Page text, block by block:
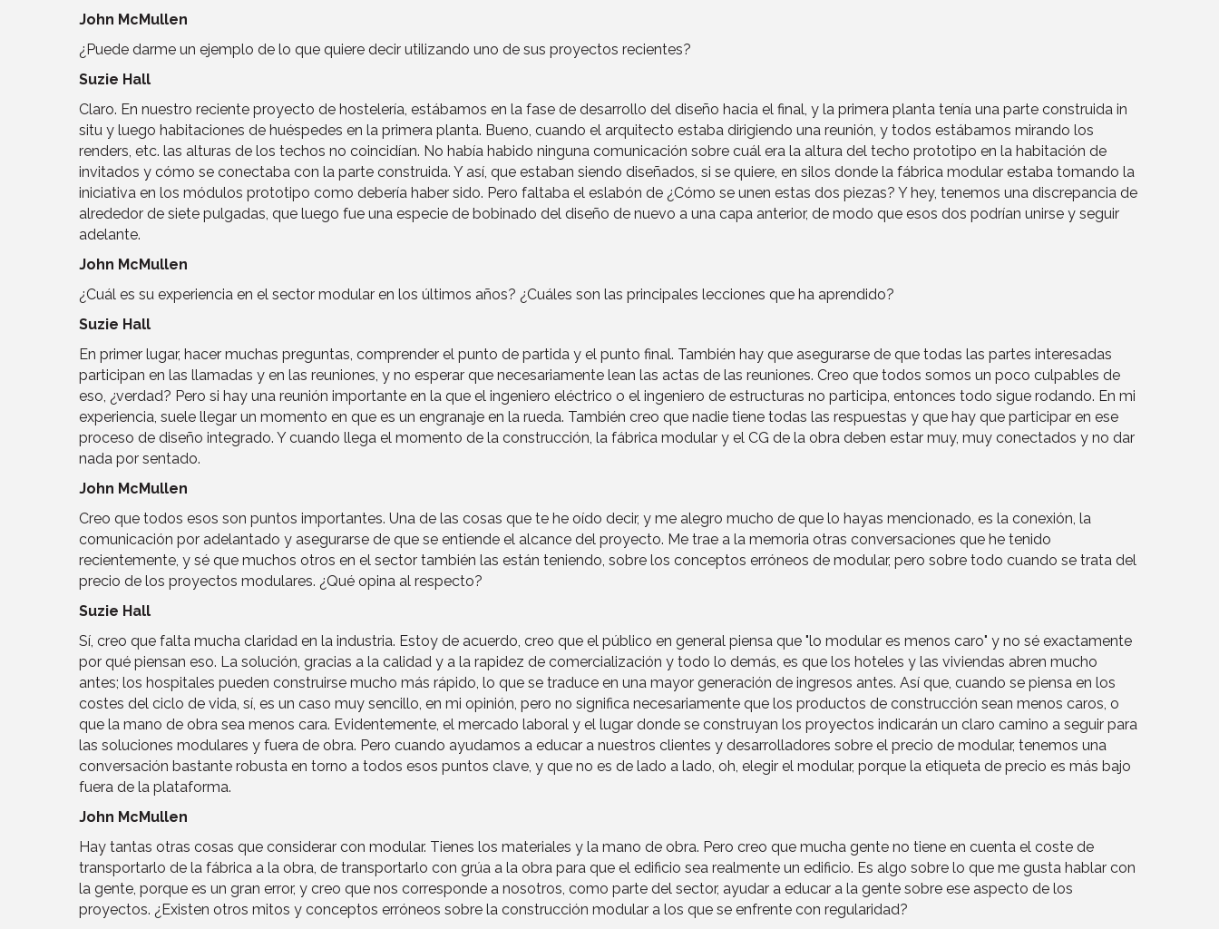
John McMullen
¿Puede darme un ejemplo de lo que quiere decir utilizando uno de sus proyectos recientes?
Suzie Hall
Claro. En nuestro reciente proyecto de hostelería, estábamos en la fase de desarrollo del diseño hacia el final, y la primera planta tenía una parte construida in
situ y luego habitaciones de huéspedes en la primera planta. Bueno, cuando el arquitecto estaba dirigiendo una reunión, y todos estábamos mirando los
renders, etc. las alturas de los techos no coincidían. No había habido ninguna comunicación sobre cuál era la altura del techo prototipo en la habitación de
invitados y cómo se conectaba con la parte construida. Y así, que estaban siendo diseñados, si se quiere, en silos donde la fábrica modular estaba tomando la
iniciativa en los módulos prototipo como debería haber sido. Pero faltaba el eslabón de ¿Cómo se unen estas dos piezas? Y hey, tenemos una discrepancia de
alrededor de siete pulgadas, que luego fue una especie de bobinado del diseño de nuevo a una capa anterior, de modo que esos dos podrían unirse y seguir
adelante.
John McMullen
¿Cuál es su experiencia en el sector modular en los últimos años? ¿Cuáles son las principales lecciones que ha aprendido?
Suzie Hall
En primer lugar, hacer muchas preguntas, comprender el punto de partida y el punto final. También hay que asegurarse de que todas las partes interesadas
participan en las llamadas y en las reuniones, y no esperar que necesariamente lean las actas de las reuniones. Creo que todos somos un poco culpables de
eso, ¿verdad? Pero si hay una reunión importante en la que el ingeniero eléctrico o el ingeniero de estructuras no participa, entonces todo sigue rodando. En mi
experiencia, suele llegar un momento en que es un engranaje en la rueda. También creo que nadie tiene todas las respuestas y que hay que participar en ese
proceso de diseño integrado. Y cuando llega el momento de la construcción, la fábrica modular y el CG de la obra deben estar muy, muy conectados y no dar
nada por sentado.
John McMullen
Creo que todos esos son puntos importantes. Una de las cosas que te he oído decir, y me alegro mucho de que lo hayas mencionado, es la conexión, la
comunicación por adelantado y asegurarse de que se entiende el alcance del proyecto. Me trae a la memoria otras conversaciones que he tenido
recientemente, y sé que muchos otros en el sector también las están teniendo, sobre los conceptos erróneos de modular, pero sobre todo cuando se trata del
precio de los proyectos modulares. ¿Qué opina al respecto?
Suzie Hall
Sí, creo que falta mucha claridad en la industria. Estoy de acuerdo, creo que el público en general piensa que "lo modular es menos caro" y no sé exactamente
por qué piensan eso. La solución, gracias a la calidad y a la rapidez de comercialización y todo lo demás, es que los hoteles y las viviendas abren mucho
antes; los hospitales pueden construirse mucho más rápido, lo que se traduce en una mayor generación de ingresos antes. Así que, cuando se piensa en los
costes del ciclo de vida, sí, es un caso muy sencillo, en mi opinión, pero no significa necesariamente que los productos de construcción sean menos caros, o
que la mano de obra sea menos cara. Evidentemente, el mercado laboral y el lugar donde se construyan los proyectos indicarán un claro camino a seguir para
las soluciones modulares y fuera de obra. Pero cuando ayudamos a educar a nuestros clientes y desarrolladores sobre el precio de modular, tenemos una
conversación bastante robusta en torno a todos esos puntos clave, y que no es de lado a lado, oh, elegir el modular, porque la etiqueta de precio es más bajo
fuera de la plataforma.
John McMullen
Hay tantas otras cosas que considerar con modular. Tienes los materiales y la mano de obra. Pero creo que mucha gente no tiene en cuenta el coste de
transportarlo de la fábrica a la obra, de transportarlo con grúa a la obra para que el edificio sea realmente un edificio. Es algo sobre lo que me gusta hablar con
la gente, porque es un gran error, y creo que nos corresponde a nosotros, como parte del sector, ayudar a educar a la gente sobre ese aspecto de los
proyectos. ¿Existen otros mitos y conceptos erróneos sobre la construcción modular a los que se enfrente con regularidad?